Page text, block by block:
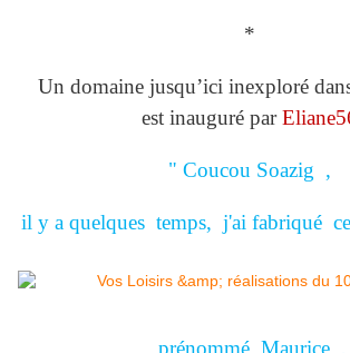
*
Un domaine jusqu’ici inexploré
est inauguré par
" Coucou Soazig ,
il y a quelques temps, j'ai fabriqué
prénommé Maurice ,